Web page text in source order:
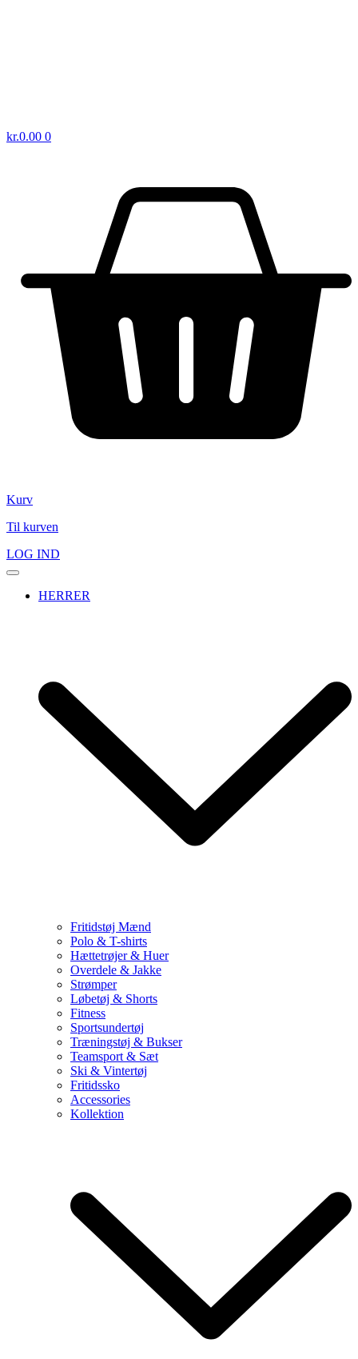
kr.0.00 0
Kurv
Til kurven
LOG IND
HERRER
Fritidstøj Mænd
Polo & T-shirts
Hættetrøjer & Huer
Overdele & Jakke
Strømper
Løbetøj & Shorts
Fitness
Sportsundertøj
Træningstøj & Bukser
Teamsport & Sæt
Ski & Vintertøj
Fritidssko
Accessories
Kollektion